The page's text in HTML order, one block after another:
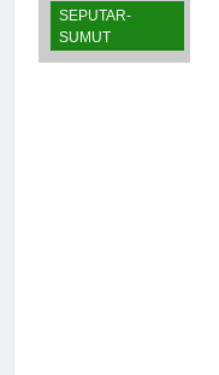
SEPUTAR-
SUMUT